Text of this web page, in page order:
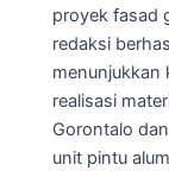
proyek fasad
redaksi
menunjukkan
realisasi
Gorontalo
unit pintu